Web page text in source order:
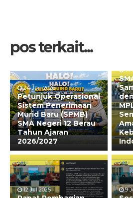
pos terkait...
24 Jun 2026
Petunjuk Operasional
Sistem Penerimaan
Murid Baru (SPMB)
SMA Negeri 12 Berau
Tahun Ajaran
2026/2027
14
12 Jul 2025 9